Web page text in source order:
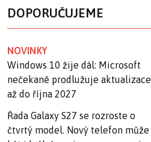
DOPORUČUJEME
NOVINKY
Windows 10 žije dál: Microsoft
nečekaně prodlužuje aktualizace
až do října 2027
Řada Galaxy S27 se rozroste o
čtvrtý model. Nový telefon může